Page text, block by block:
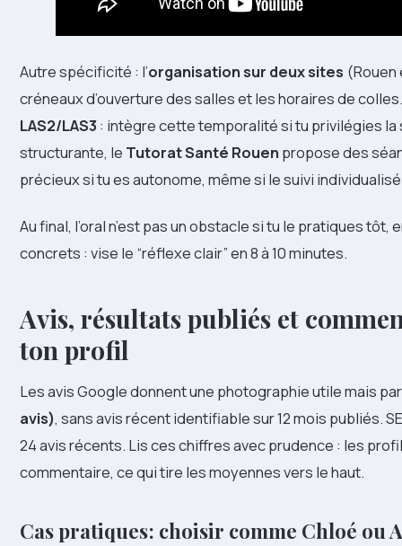
Autre spécificité : l’organisation sur deux sites (Rouen
créneaux d’ouverture des salles et les horaires de
LAS2/LAS3 : intègre cette temporalité si tu privilégies
structurante, le Tutorat Santé Rouen propose des
précieux si tu es autonome, même si le suivi
Au final, l’oral n’est pas un obstacle si tu le pratiques
concrets : vise le “réflexe clair” en 8 à 10 minutes.
Avis, résultats publiés et
ton profil
Les avis Google donnent une photographie utile mais
avis), sans avis récent identifiable sur 12 mois publiés.
24 avis récents. Lis ces chiffres avec prudence : les
commentaire, ce qui tire les moyennes vers le haut.
Cas pratiques : choisir comme Chloé ou